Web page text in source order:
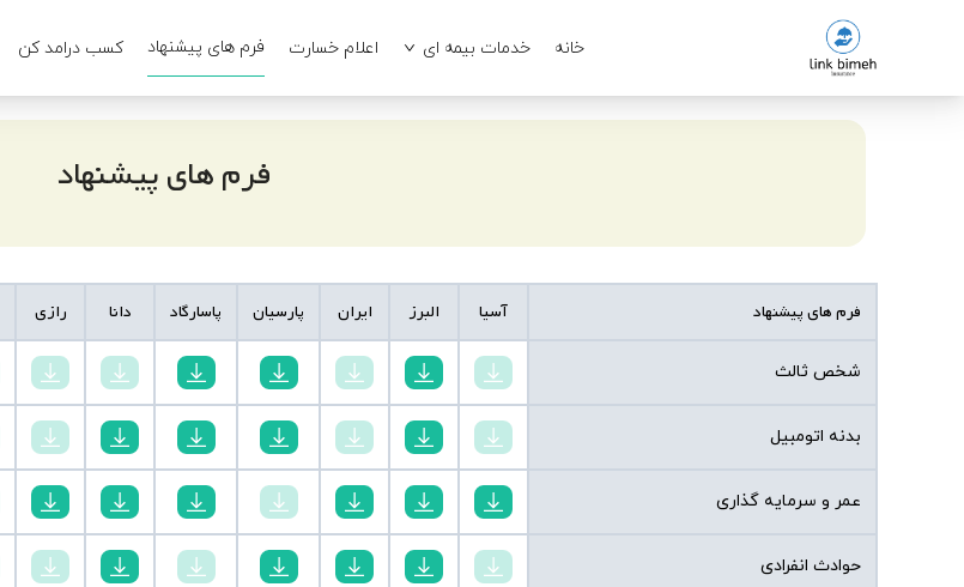
خانه خدمات بیمه ای اعلام خسارت فرم های پیشنهاد کسب درامد کن
فرم های پیشنهاد
رازی دانا پاسارگاد پارسیان ایران البرز آسیا فرم های پیشنهاد
شخص ثالث
بدنه اتومبیل
عمر و سرمایه گذاری
حوادث انفرادی